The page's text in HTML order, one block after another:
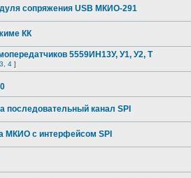
сопряжения USB МКИО-291
КК
5559ИН13У, У1, У2, Т
3 4 ]
последовательный канал SPI
МКИО с интерфейсом SPI